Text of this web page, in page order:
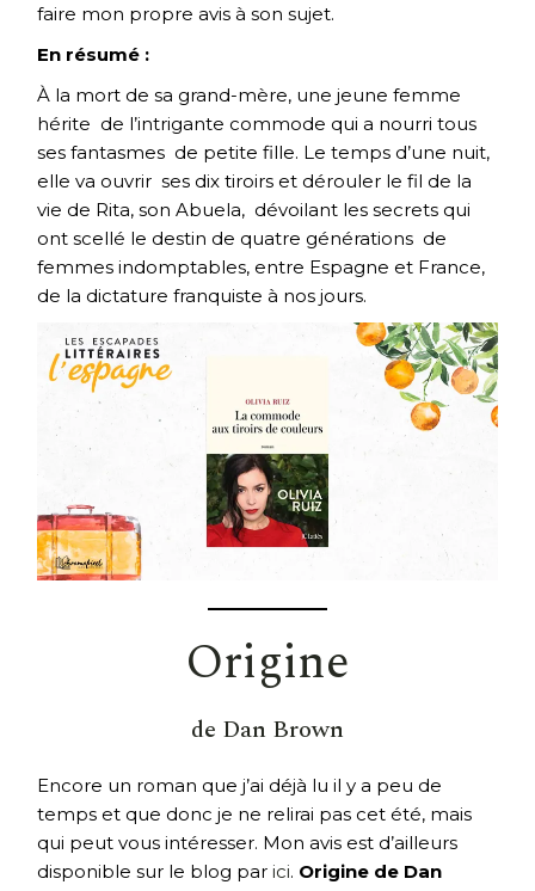
faire mon propre avis à son sujet.
En résumé :
À la mort de sa grand-mère, une jeune femme
hérite de l’intrigante commode qui a nourri tous
ses fantasmes de petite fille. Le temps d’une nuit,
elle va ouvrir ses dix tiroirs et dérouler le fil de la
vie de Rita, son Abuela, dévoilant les secrets qui
ont scellé le destin de quatre générations de
femmes indomptables, entre Espagne et France,
de la dictature franquiste à nos jours.
Origine
de Dan Brown
Encore un roman que j’ai déjà lu il y a peu de
temps et que donc je ne relirai pas cet été, mais
qui peut vous intéresser. Mon avis est d’ailleurs
disponible sur le blog parici. Origine de Dan